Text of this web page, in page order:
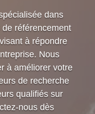
dans
de référencement
à répondre
Nous
à améliorer votre
de recherche
qualifiés sur
nous dès